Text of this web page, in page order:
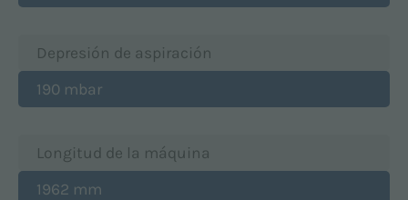
Depresión de aspiración
190 mbar
Longitud de la máquina
1962 mm